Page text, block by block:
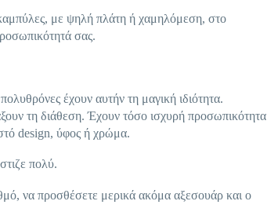
με ψηλή πλάτη ή χαμηλόμεση, στο
σας.
έχουν αυτήν τη μαγική ιδιότητα.
τη διάθεση. Έχουν τόσο ισχυρή προσωπικότητα
design, ύφος ή χρώμα.
πολύ.
να προσθέσετε μερικά ακόμα αξεσουάρ και ο